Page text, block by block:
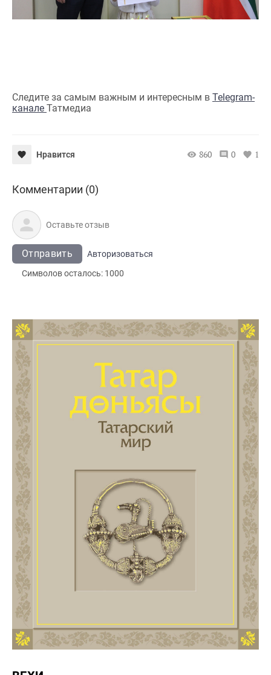
Следите за самым важным и интересным в Telegram-
канале Татмедиа
Нравится 860 0 1
Комментарии (0)
Отправить
Авторизоваться
Символов осталось: 1000